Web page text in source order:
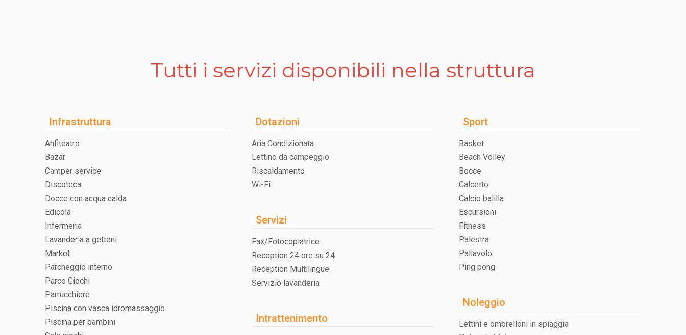
Servizi Completi per una Vacanza Perfetta
intrattenimento specifico per i più piccoli, assicurando ai genitori un po’ di meritato relax.
Tutti i servizi disponibili nella struttura
Infrastruttura
Anfiteatro
Bazar
Camper service
Discoteca
Docce con acqua calda
Edicola
Infermeria
Lavanderia a gettoni
Market
Parcheggio interno
Parco Giochi
Parrucchiere
Piscina con vasca idromassaggio
Piscina per bambini
Dotazioni
Aria Condizionata
Lettino da campeggio
Riscaldamento
Wi-Fi
Servizi
Fax/Fotocopiatrice
Reception 24 ore su 24
Reception Multilingue
Servizio lavanderia
Intrattenimento
Sport
Basket
Beach Volley
Bocce
Calcetto
Calcio balilla
Escursioni
Fitness
Palestra
Pallavolo
Ping pong
Noleggio
Lettini e ombrelloni in spiaggia